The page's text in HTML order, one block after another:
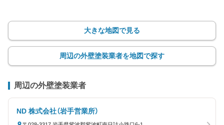
大きな地図で見る
周辺の外壁塗装業者を地図で探す
周辺の外壁塗装業者
ND 株式会社（岩手営業所）